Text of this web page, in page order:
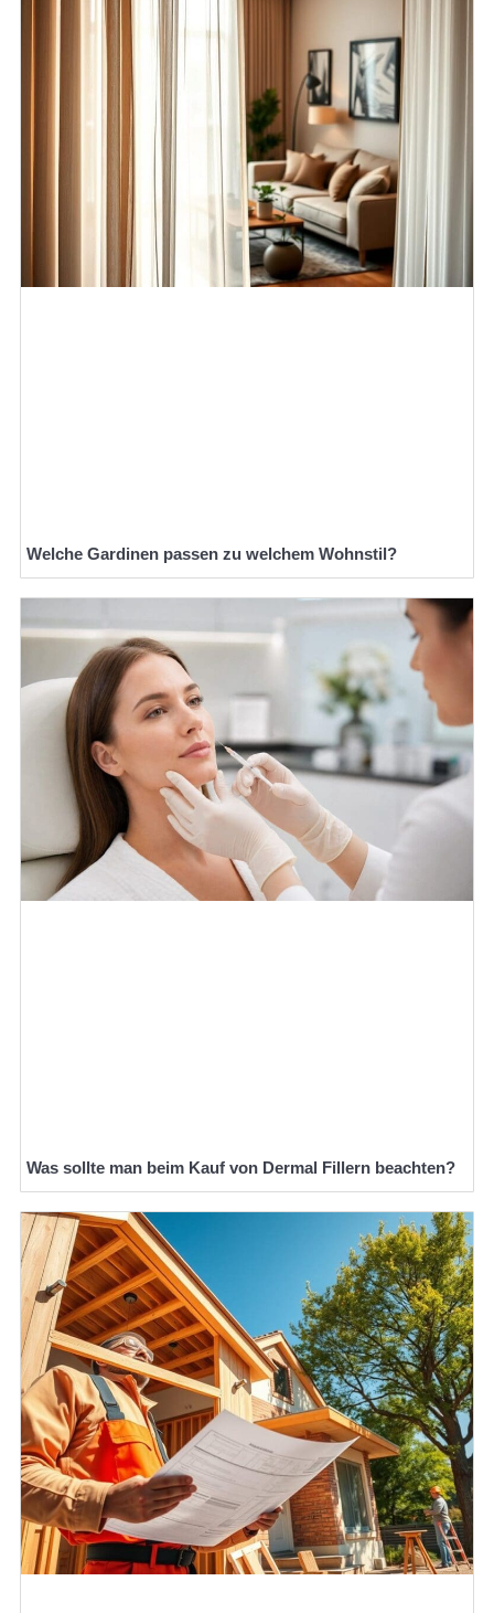
Welche Gardinen passen zu welchem Wohnstil?
Was sollte man beim Kauf von Dermal Fillern beachten?